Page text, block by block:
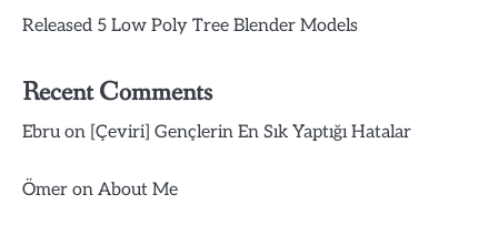
Released 5 Low Poly Tree Blender Models
Recent Comments
Ebruon [Çeviri] Gençlerin En Sık Yaptığı Hatalar
Ömer on About Me